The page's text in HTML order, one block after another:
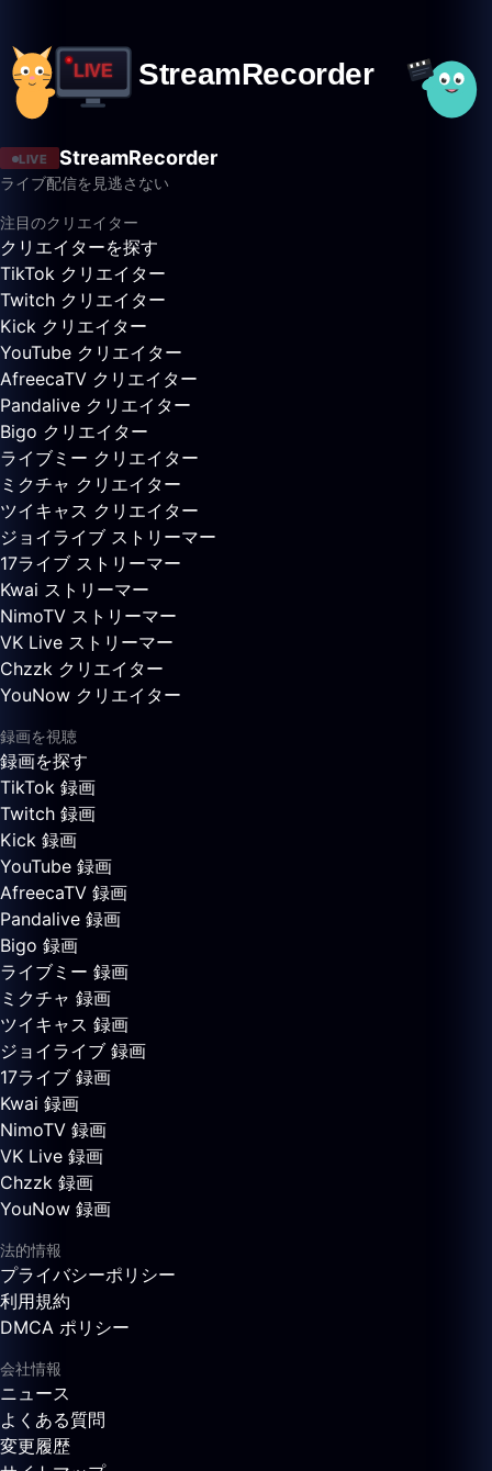
LIVE StreamRecorder
ライブ配信を見逃さない
注目のクリエイター
クリエイターを探す
TikTok クリエイター
Twitch クリエイター
Kick クリエイター
YouTube クリエイター
AfreecaTV クリエイター
Pandalive クリエイター
Bigo クリエイター
ライブミー クリエイター
ミクチャ クリエイター
ツイキャス クリエイター
ジョイライブ ストリーマー
17ライブ ストリーマー
Kwai ストリーマー
NimoTV ストリーマー
VK Live ストリーマー
Chzzk クリエイター
YouNow クリエイター
録画を視聴
録画を探す
TikTok 録画
Twitch 録画
Kick 録画
YouTube 録画
AfreecaTV 録画
Pandalive 録画
Bigo 録画
ライブミー 録画
ミクチャ 録画
ツイキャス 録画
ジョイライブ 録画
17ライブ 録画
Kwai 録画
NimoTV 録画
VK Live 録画
Chzzk 録画
YouNow 録画
法的情報
プライバシーポリシー
利用規約
DMCA ポリシー
会社情報
ニュース
よくある質問
変更履歴